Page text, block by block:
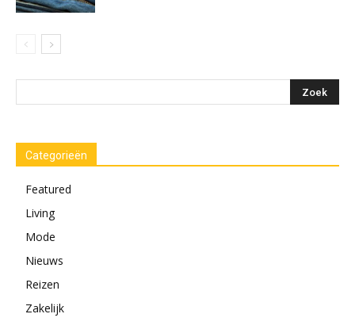
Categorieën
Featured
Living
Mode
Nieuws
Reizen
Zakelijk